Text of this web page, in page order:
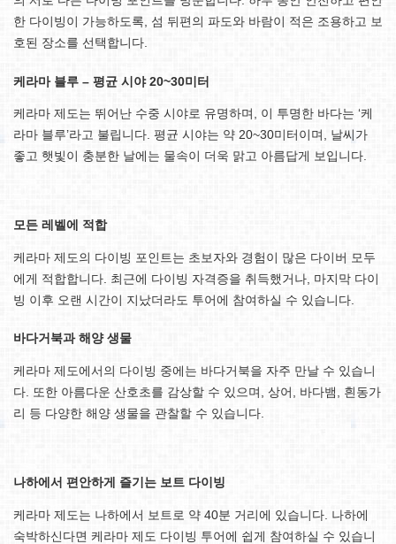
한 다이빙이 가능하도록, 섬 뒤편의 파도와 바람이 적은 조용하고 보
호된 장소를 선택합니다.
케라마 블루 – 평균 시야 20~30미터
케라마 제도는 뛰어난 수중 시야로 유명하며, 이 투명한 바다는 ‘케
라마 블루’라고 불립니다. 평균 시야는 약 20~30미터이며, 날씨가
좋고 햇빛이 충분한 날에는 물속이 더욱 맑고 아름답게 보입니다.
모든 레벨에 적합
케라마 제도의 다이빙 포인트는 초보자와 경험이 많은 다이버 모두
에게 적합합니다. 최근에 다이빙 자격증을 취득했거나, 마지막 다이
빙 이후 오랜 시간이 지났더라도 투어에 참여하실 수 있습니다.
바다거북과 해양 생물
케라마 제도에서의 다이빙 중에는 바다거북을 자주 만날 수 있습니
다. 또한 아름다운 산호초를 감상할 수 있으며, 상어, 바다뱀, 흰동가
리 등 다양한 해양 생물을 관찰할 수 있습니다.
나하에서 편안하게 즐기는 보트 다이빙
케라마 제도는 나하에서 보트로 약 40분 거리에 있습니다. 나하에
숙박하신다면 케라마 제도 다이빙 투어에 쉽게 참여하실 수 있습니